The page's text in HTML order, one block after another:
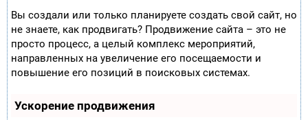
Вы создали или только планируете создать свой сайт, но
не знаете, как продвигать? Продвижение сайта – это не
просто процесс, а целый комплекс мероприятий,
направленных на увеличение его посещаемости и
повышение его позиций в поисковых системах.
Ускорение продвижения